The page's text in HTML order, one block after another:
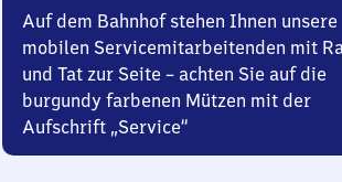
Auf dem Bahnhof stehen Ihnen unsere
mobilen Servicemitarbeitenden mit
und Tat zur Seite – achten Sie auf die
burgundy farbenen Mützen mit der
Aufschrift „Service“